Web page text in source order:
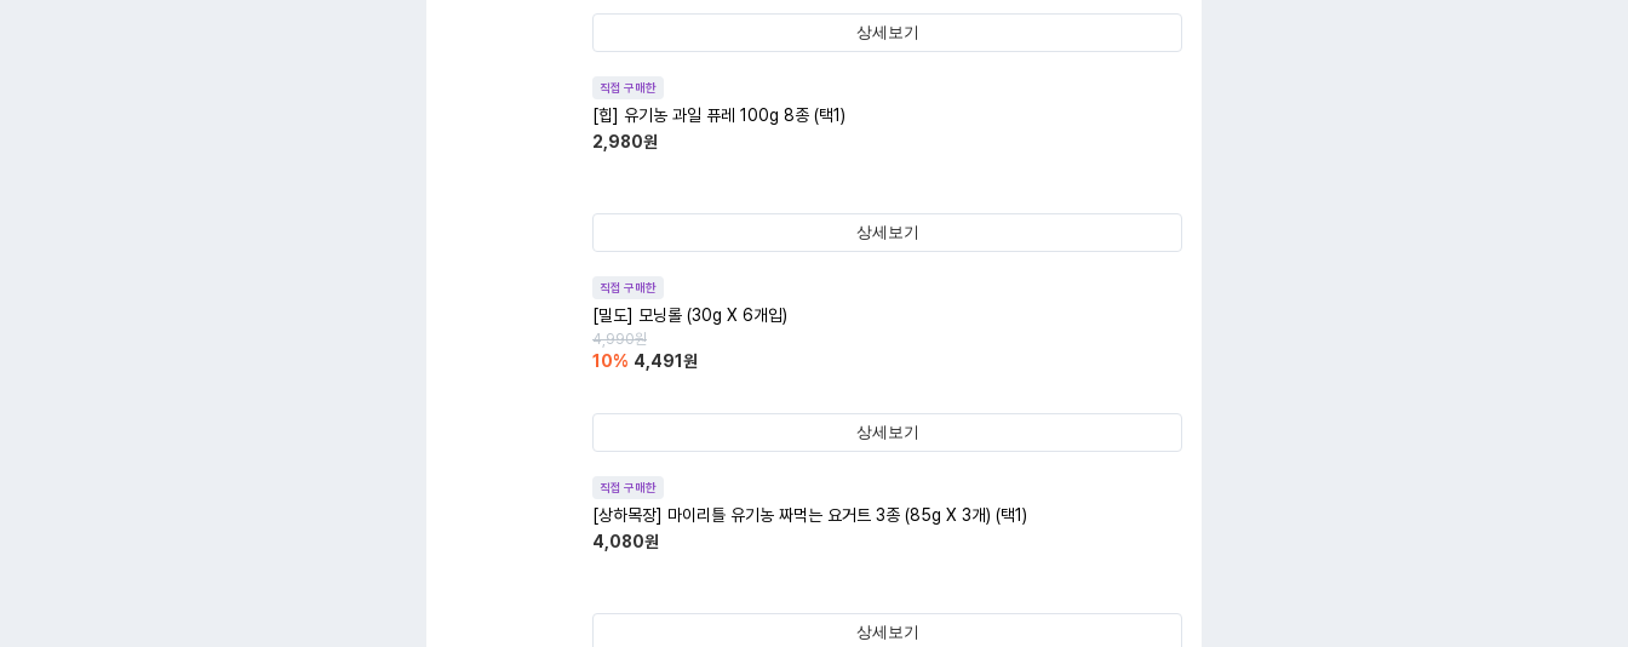
상세보기
직접 구매한
[힙] 유기농 과일 퓨레 100g 8종 (택1)
2,980원
상세보기
직접 구매한
[밀도] 모닝롤 (30g X 6개입)
4,990원
10% 4,491 원
상세보기
직접 구매한
[상하목장] 마이리틀 유기농 짜먹는 요거트 3종 (85g X 3개) (택1)
4,080원
상세보기